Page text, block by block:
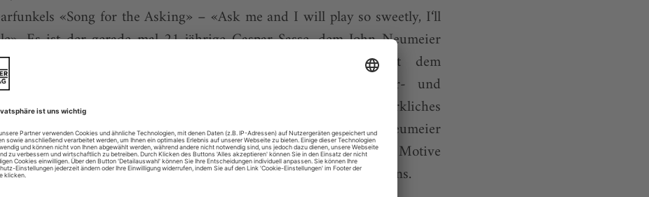
«Song for the Asking» – «Ask me and I will play so sweetly, I‘ll
Es ist der gerade mal 21-jährige Caspar Sasse, dem John Neumeier
hat: ein jugendlicher Kreativkopf, bekrönt mit dem
Accessoire der Herrengarderobe. Es steht für Entertainer- und
für die leichte Muse namens Musical und ein gesamtkunstwerkliches
Serge Diaghilew. Den Impresario der Ballets Russes hat Neumeier
zum Paten im Geist erkoren. So zieht dieser «Epilog» Motive
die Fäden kreuz und quer durchs Gewebe seines bewegten Daseins.